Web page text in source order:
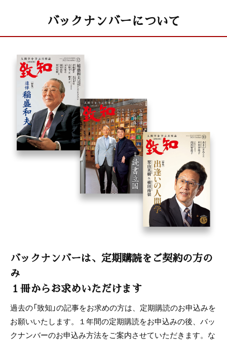
バックナンバーについて
バックナンバーは、定期購読をご契約の方の
み
１冊からお求めいただけます
過去の「致知」の記事をお求めの方は、定期購読のお申込みを
お願いいたします。１年間の定期購読をお申込みの後、バッ
クナンバーのお申込み方法をご案内させていただきます。な